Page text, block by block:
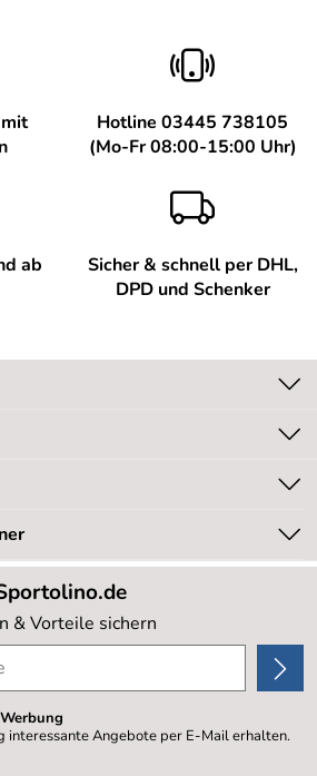
Hotline 03445 738105
(Mo-Fr 08:00-15:00 Uhr)
ab
Sicher & schnell per DHL,
DPD und Schenker
(20.178)
& Vorteile sichern
interessante Angebote per E-Mail erhalten.
nicht an andere Unternehmen
Zwecken wird in anonymer Form